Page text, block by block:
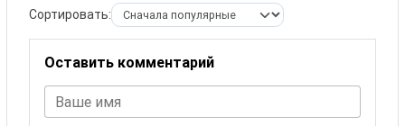
Сортировать:
Оставить комментарий
Ваше имя